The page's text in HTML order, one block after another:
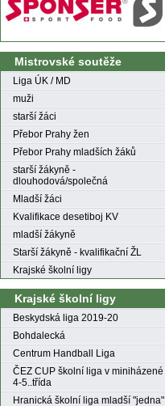
Mistrovské soutěže
Liga ÚK / MD
muži
starší žáci
Přebor Prahy žen
Přebor Prahy mladších žáků
starší žákyně -
dlouhodová/společná
Mladší žáci
Kvalifikace desetiboj KV
mladší žákyně
Starší žákyně - kvalifikační ŽL
Krajské školní ligy
Krajské školní ligy
Beskydská liga 2019-20
Bohdalecká
Centrum Handball Liga
ČEZ CUP školní liga v miniházené
4-5..třída
Hranická školní liga mladší "jedna"